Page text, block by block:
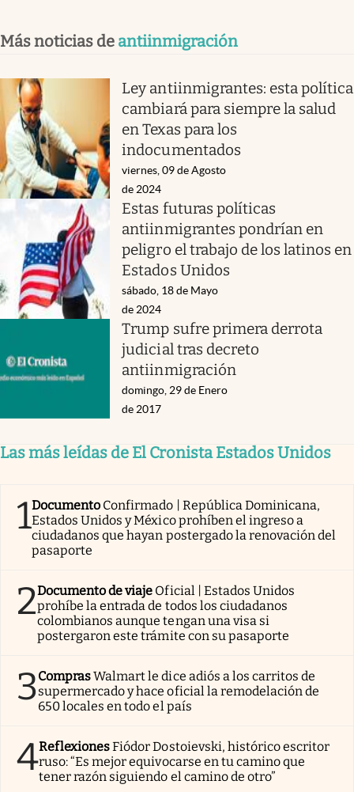
Más noticias de antiinmigración
Ley antiinmigrantes: esta política
cambiará para siempre la salud
en Texas para los
indocumentados
viernes, 09 de Agosto
de 2024
Estas futuras políticas
antiinmigrantes pondrían en
peligro el trabajo de los latinos en
Estados Unidos
sábado, 18 de Mayo
de 2024
Trump sufre primera derrota
judicial tras decreto
antiinmigración
domingo, 29 de Enero
de 2017
Las más leídas de El Cronista Estados Unidos
1Documento Confirmado | República Dominicana,
Estados Unidos y México prohíben el ingreso a
ciudadanos que hayan postergado la renovación del
pasaporte
2Documento de viaje Oficial | Estados Unidos
prohíbe la entrada de todos los ciudadanos
colombianos aunque tengan una visa si
postergaron este trámite con su pasaporte
3ComprasWalmart le dice adiós a los carritos de
supermercado y hace oficial la remodelación de
650 locales en todo el país
4ReflexionesFiódor Dostoievski, histórico escritor
ruso: “Es mejor equivocarse en tu camino que
tener razón siguiendo el camino de otro”